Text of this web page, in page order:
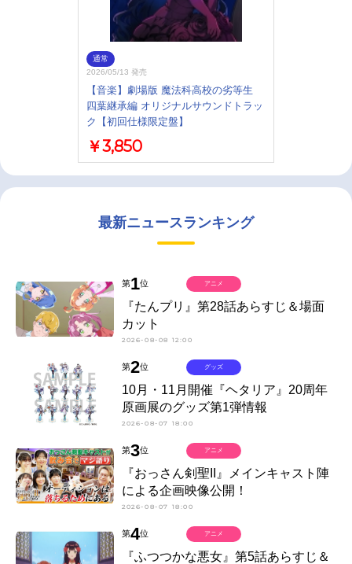
通常
2026/05/13 発売
【音楽】劇場版 魔法科高校の劣等生
四葉継承編 オリジナルサウンドトラッ
ク【初回仕様限定盤】
￥3,850
最新ニュースランキング
第1位
『たんプリ』第28話あらすじ＆場面
カット
2026-08-08 12:00
アニメ
第2位
10月・11月開催『ヘタリア』20周年
原画展のグッズ第1弾情報
2026-08-07 18:00
グッズ
第3位
『おっさん剣聖II』メインキャスト陣
による企画映像公開！
2026-08-07 18:00
アニメ
第4位
『ふつつかな悪女』第5話あらすじ＆
アニメ